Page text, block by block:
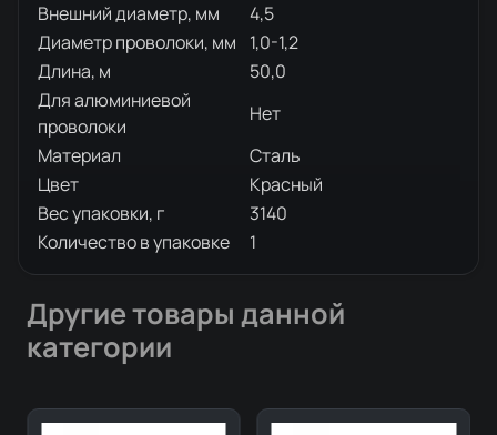
Внешний диаметр, мм
4,5
Диаметр проволоки, мм
1,0-1,2
Длина, м
50,0
Для алюминиевой
проволоки
Нет
Материал
Сталь
Цвет
Красный
Вес упаковки, г
3140
Количество в упаковке
1
Другие товары данной
категории